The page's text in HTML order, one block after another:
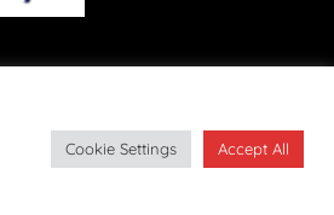
Cookie Settings Accept All